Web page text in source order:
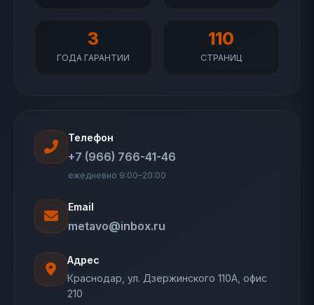
3
ГОДА ГАРАНТИИ
110
СТРАНИЦ
Телефон
+7 (966) 766-41-46
ежедневно 9:00–20:00
Email
metavo@inbox.ru
Адрес
Краснодар, ул. Дзержинского 110А, офис
210